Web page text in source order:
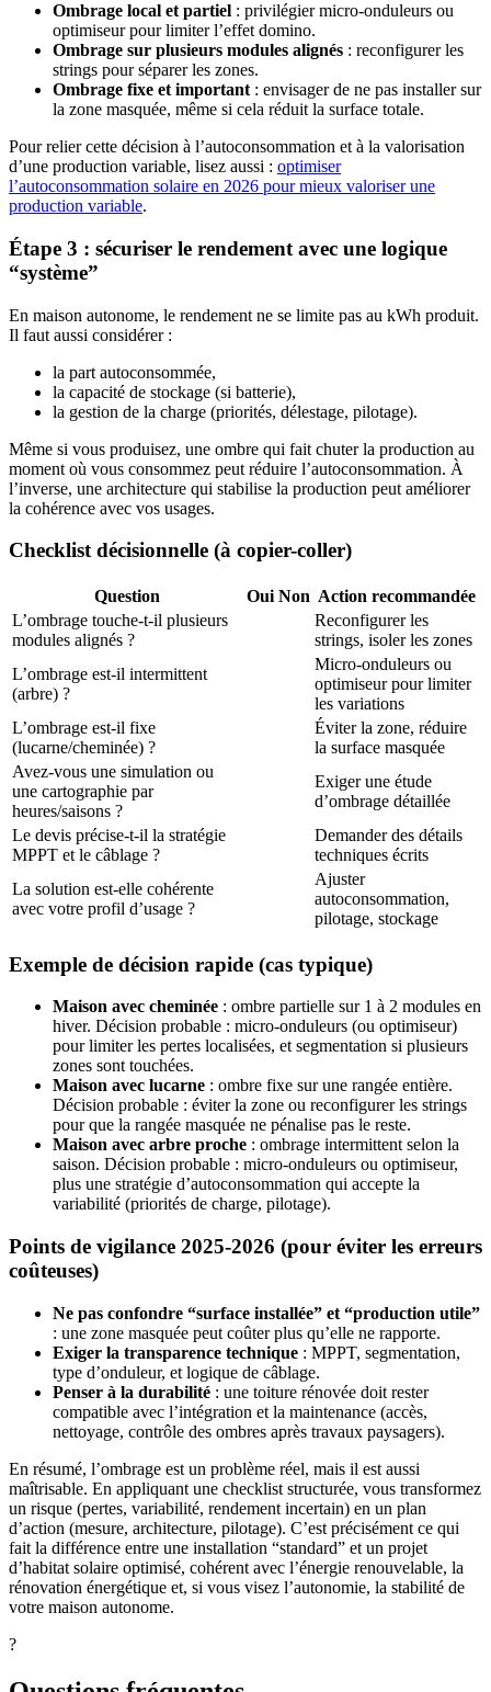
Ombrage local et partiel : privilégier micro-onduleurs ou
optimiseur pour limiter l’effet domino.
Ombrage sur plusieurs modules alignés : reconfigurer les
strings pour séparer les zones.
Ombrage fixe et important : envisager de ne pas installer sur
la zone masquée, même si cela réduit la surface totale.
Pour relier cette décision à l’autoconsommation et à la valorisation
d’une production variable, lisez aussi : optimiser
l’autoconsommation solaire en 2026 pour mieux valoriser une
production variable.
Étape 3 : sécuriser le rendement avec une logique
“système”
En maison autonome, le rendement ne se limite pas au kWh produit.
Il faut aussi considérer :
la part autoconsommée,
la capacité de stockage (si batterie),
la gestion de la charge (priorités, délestage, pilotage).
Même si vous produisez, une ombre qui fait chuter la production au
moment où vous consommez peut réduire l’autoconsommation. À
l’inverse, une architecture qui stabilise la production peut améliorer
la cohérence avec vos usages.
Checklist décisionnelle (à copier-coller)
Question Oui Non Action recommandée
L’ombrage touche-t-il plusieurs
modules alignés ?
Reconfigurer les
strings, isoler les zones
L’ombrage est-il intermittent
(arbre) ?
Micro-onduleurs ou
optimiseur pour limiter
les variations
L’ombrage est-il fixe
(lucarne/cheminée) ?
Éviter la zone, réduire
la surface masquée
Avez-vous une simulation ou
une cartographie par
heures/saisons ?
Exiger une étude
d’ombrage détaillée
Le devis précise-t-il la stratégie
MPPT et le câblage ?
Demander des détails
techniques écrits
La solution est-elle cohérente
avec votre profil d’usage ?
Ajuster
autoconsommation,
pilotage, stockage
Exemple de décision rapide (cas typique)
Maison avec cheminée : ombre partielle sur 1 à 2 modules en
hiver. Décision probable : micro-onduleurs (ou optimiseur)
pour limiter les pertes localisées, et segmentation si plusieurs
zones sont touchées.
Maison avec lucarne : ombre fixe sur une rangée entière.
Décision probable : éviter la zone ou reconfigurer les strings
pour que la rangée masquée ne pénalise pas le reste.
Maison avec arbre proche : ombrage intermittent selon la
saison. Décision probable : micro-onduleurs ou optimiseur,
plus une stratégie d’autoconsommation qui accepte la
variabilité (priorités de charge, pilotage).
Points de vigilance 2025-2026 (pour éviter les erreurs
coûteuses)
Ne pas confondre “surface installée” et “production utile”
: une zone masquée peut coûter plus qu’elle ne rapporte.
Exiger la transparence technique : MPPT, segmentation,
type d’onduleur, et logique de câblage.
Penser à la durabilité : une toiture rénovée doit rester
compatible avec l’intégration et la maintenance (accès,
nettoyage, contrôle des ombres après travaux paysagers).
En résumé, l’ombrage est un problème réel, mais il est aussi
maîtrisable. En appliquant une checklist structurée, vous transformez
un risque (pertes, variabilité, rendement incertain) en un plan
d’action (mesure, architecture, pilotage). C’est précisément ce qui
fait la différence entre une installation “standard” et un projet
d’habitat solaire optimisé, cohérent avec l’énergie renouvelable, la
rénovation énergétique et, si vous visez l’autonomie, la stabilité de
votre maison autonome.
?